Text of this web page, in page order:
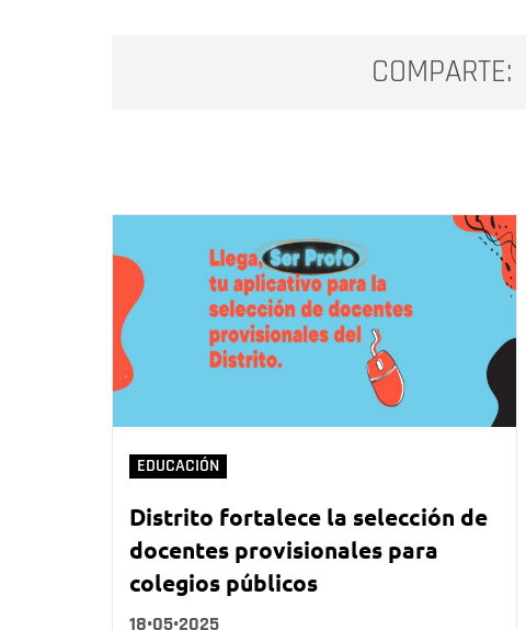
COMPARTE:
EDUCACIÓN
Distrito fortalece la selección de
docentes provisionales para
colegios públicos
18•05•2025